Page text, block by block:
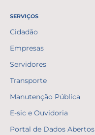
SERVIÇOS
Cidadão
Empresas
Servidores
Transporte
Manutenção Pública
E-sic e Ouvidoria
Portal de Dados Abertos